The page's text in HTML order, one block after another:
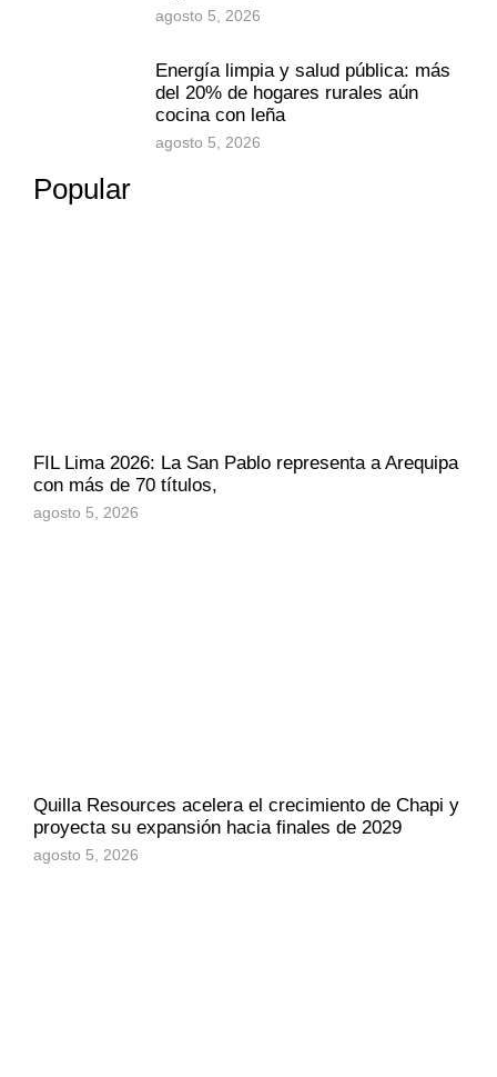
agosto 5, 2026
Energía limpia y salud pública: más
del 20% de hogares rurales aún
cocina con leña
agosto 5, 2026
Popular
FIL Lima 2026: La San Pablo representa a Arequipa
con más de 70 títulos,
agosto 5, 2026
Quilla Resources acelera el crecimiento de Chapi y
proyecta su expansión hacia finales de 2029
agosto 5, 2026